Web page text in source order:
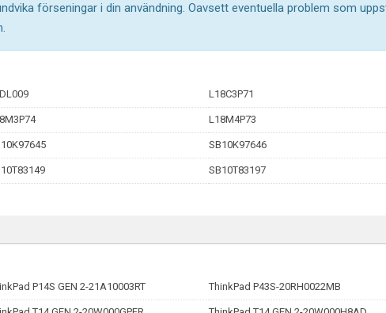
förseningar i din användning. Oavsett eventuella problem som
L18C3P71
L18M4P73
SB10K97646
SB10T83197
P14S GEN 2-21A10003RT ThinkPad P43S-20RH0022MB